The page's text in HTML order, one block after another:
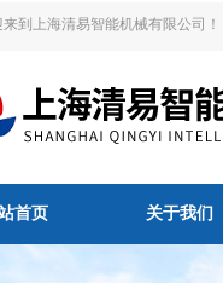
到上海清易智能机械有限公司！
首页 关于我们